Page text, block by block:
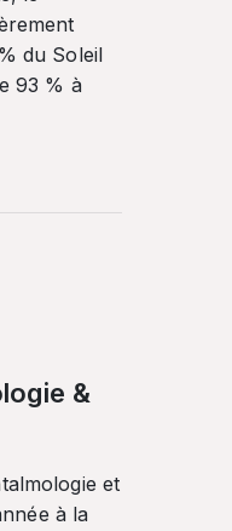
du Soleil
93 % à
&
et
à la